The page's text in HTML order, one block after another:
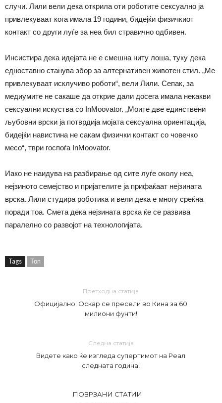
случи. Лили вели дека открила оти роботите сексуално ја
привлекуваат кога имала 19 години, бидејќи физичкиот
контакт со други луѓе за неа бил стравично одбивен.
Инсистира дека идејата не е смешна ниту лоша, туку дека
едноставно станува збор за алтернативен животен стил. „Ме
привлекуваат исклучиво роботи“, вели Лили. Сепак, за
медиумите не сакаше да открие дали досега имала некакви
сексуални искуства со InMoovator. „Моите две единствени
љубовни врски ја потврдија мојата сексуална ориентација,
бидејќи навистина не сакам физички контакт со човечко
месо“, тври госпоѓа InMoovator.
Иако не наидува на разбирање од сите луѓе околу неа,
нејзиното семејство и пријателите ја прифаќаат нејзината
врска. Лили студира роботика и вели дека е многу среќна
поради тоа. Смета дека нејзината врска ќе се развива
паралелно со развојот на технологијата.
Tags Топ
Претходна статија
Официјално: Оскар се пресели во Кина за 60
милиони фунти!
Следна статија
Видете како ќе изгледа супертимот на Реал
следната година!
ПОВРЗАНИ СТАТИИ